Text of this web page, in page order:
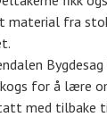
material fra
for å lære
med tilbake